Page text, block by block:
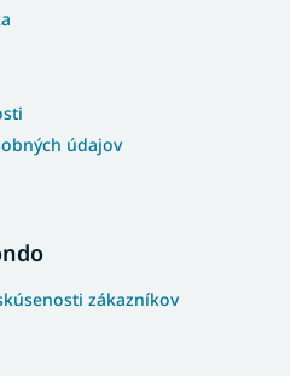
z masívu
s úložným priestorom
s úložným priestorom
s roštom
postele
postele
údajov
zákazníkov